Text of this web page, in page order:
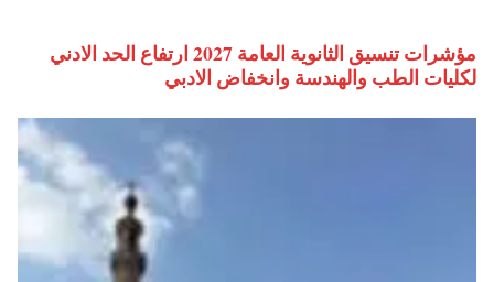
مؤشرات تنسيق الثانوية العامة 2027 ارتفاع الحد الادني
لكليات الطب والهندسة وانخفاض الادبي